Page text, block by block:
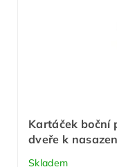
Kartáček boční
dveře k
Skladem